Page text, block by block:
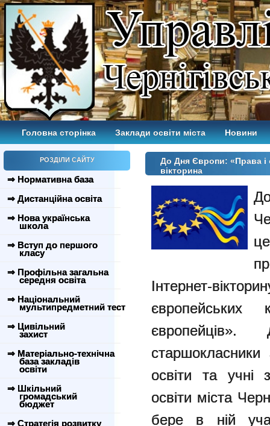
Головна сторінка Заклади освіти міста Новини
РОЗДІЛИ САЙТУ
⇒ Нормативна база
⇒ Дистанційна освіта
⇒ Нова українська
школа
⇒ Вступ до першого
класу
⇒ Профільна загальна
середня освіта
⇒ Національний
мультипредметний тест
⇒ Цивільний
захист
⇒ Матеріально-технічна
база закладів
освіти
⇒ Шкільний
громадський
бюджет
⇒ Стратегія розвитку
До Дня Європи: «Права і
вікторина
Інтернет-
старшокласники
освіти та учні
освіти міста
бере в ній